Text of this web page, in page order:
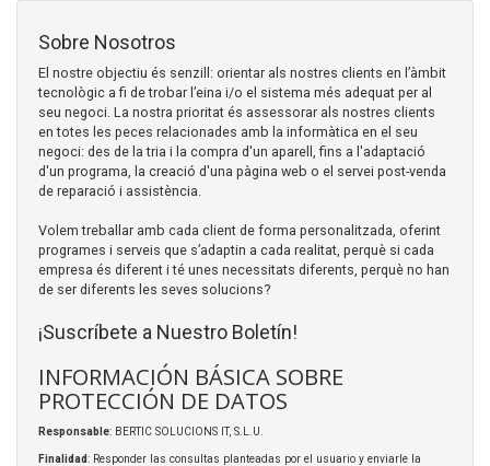
Sobre Nosotros
El nostre objectiu és senzill: orientar als nostres clients en l’àmbit
tecnològic a fi de trobar l’eina i/o el sistema més adequat per al
seu negoci. La nostra prioritat és assessorar als nostres clients
en totes les peces relacionades amb la informàtica en el seu
negoci: des de la tria i la compra d'un aparell, fins a l'adaptació
d'un programa, la creació d'una pàgina web o el servei post-venda
de reparació i assistència.
Volem treballar amb cada client de forma personalitzada, oferint
programes i serveis que s’adaptin a cada realitat, perquè si cada
empresa és diferent i té unes necessitats diferents, perquè no han
de ser diferents les seves solucions?
¡Suscríbete a Nuestro Boletín!
INFORMACIÓN BÁSICA SOBRE
PROTECCIÓN DE DATOS
Responsable: BERTIC SOLUCIONS IT, S.L.U.
Finalidad: Responder las consultas planteadas por el usuario y enviarle la